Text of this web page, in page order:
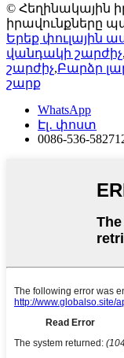
© Հեղինակային
իրավունքները
Երեք փուլային
վանդակի շարժիչ,
շարժիչ,Բարձր
շարք
WhatsApp
Էլ․ փոստ
0086-536-